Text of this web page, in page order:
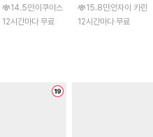
/ Lasso
키 고블린- [스크
롤]
14.5만이쿠야스
12시간마다 무료
15.8만안자이 카린
12시간마다 무료